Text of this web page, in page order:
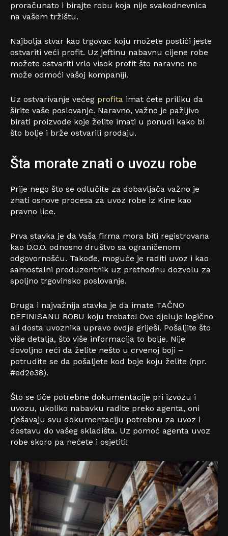
proračunato i birajte robu koja nije svakodnevnica
na vašem tržištu.
Najbolja stvar kao trgovac koju možete postići jeste
ostvariti veći profit. Uz jeftinu nabavnu cijene robe
možete ostvariti vrlo visok profit što naravno ne
može odmoći vašoj kompaniji.
Uz ostvarivanje većeg profita imat ćete priliku da
širite vaše poslovanje. Naravno, važno je pažljivo
birati proizvode koje želite imati u ponudi kako bi
što bolje i brže ostvarili prodaju.
Šta morate znati o uvozu robe
Prije nego što se odlučite za dobavljača važno je
znati osnove procesa za uvoz robe iz Kine kao
pravno lice.
Prva stavka je da Vaša firma mora biti registrovana
kao D.O.O. odnosno društvo sa ograničenom
odgovornošću. Takođe, moguće je raditi uvoz i kao
samostalni preduzentnik uz prethodnu dozvolu za
spoljno trgovinsko poslovanje.
Druga i najvažnija stavka je da imate TAČNO
DEFINISANU ROBU koju trebate! Ovo djeluje logično
ali dosta uvoznika upravo ovdje griješi. Pošaljite što
više detalja, što više informacija to bolje. Nije
dovoljno reći da želite nešto u crvenoj boji –
potrudite se da pošaljete kod boje koju želite (npr.
#ed2e38).
Što se tiče potrebne dokumentacije pri izvozu i
uvozu, ukoliko nabavku radite preko agenta, oni
rješavaju svu dokumentaciju potrebnu za uvoz i
dostavu do vašeg skladišta. Uz pomoć agenta uvoz
robe skoro pa nećete i osjetiti!